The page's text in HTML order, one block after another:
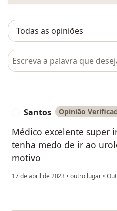
Pesquisar em opiniões
Santos Opinião
Médico excelente super
tenha medo de ir ao
motivo
17 de abril de 2023 • outro lugar •